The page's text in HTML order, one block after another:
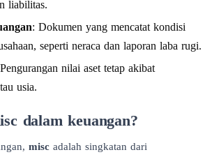
liabilitas.
: Dokumen yang mencatat kondisi
seperti neraca dan laporan laba rugi.
nilai aset tetap akibat
usia.
dalam keuangan?
misc adalah singkatan dari